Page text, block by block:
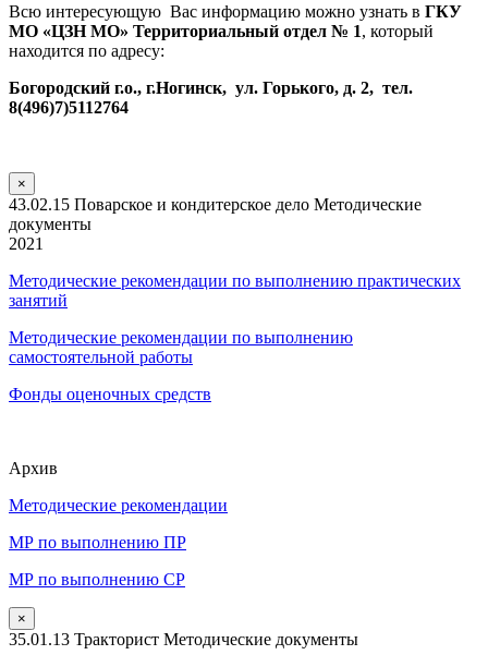
Всю интересующую Вас информацию можно узнать в ГКУ
МО «ЦЗН МО» Территориальный отдел № 1, который
находится по адресу:
Богородский г.о., г.Ногинск, ул. Горького, д. 2, тел.
8(496)7)5112764
×
43.02.15 Поварское и кондитерское дело Методические
документы
2021
Методические рекомендации по выполнению практических
занятий
Методические рекомендации по выполнению
самостоятельной работы
Фонды оценочных средств
Архив
Методические рекомендации
МР по выполнению ПР
МР по выполнению СР
×
35.01.13 Тракторист Методические документы